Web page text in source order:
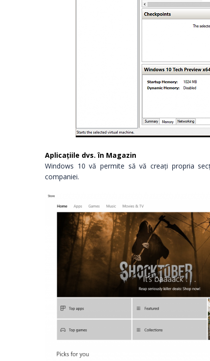
Aplicațiile dvs. în Magazin
Windows 10 vă permite să vă creați propria
companiei.